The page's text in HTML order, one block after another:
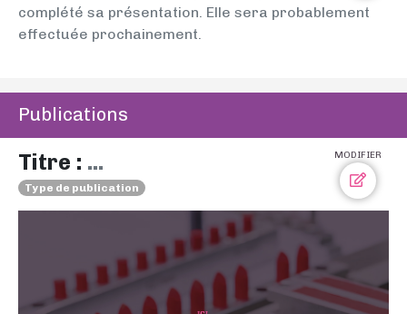
complété sa présentation. Elle sera probablement
effectuée prochainement.
Publications
MODIFIER
Titre : ...
Type de publication